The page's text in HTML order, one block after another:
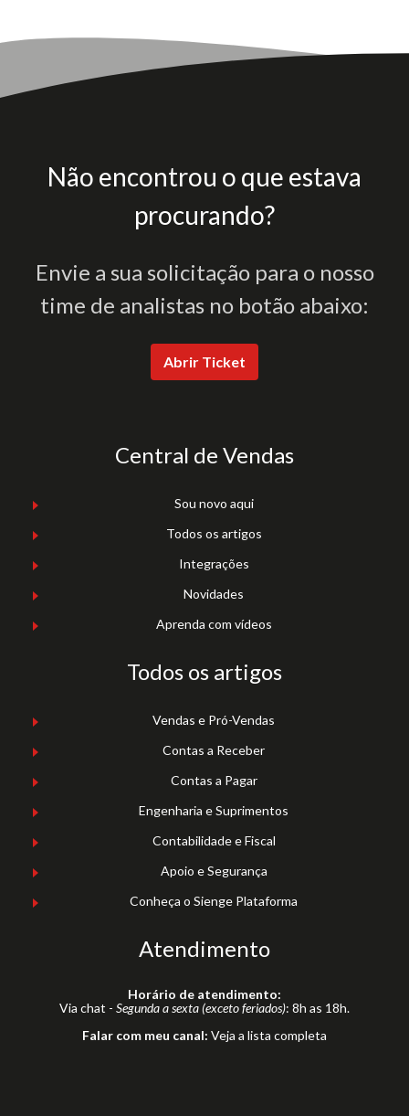
Não encontrou o que estava
procurando?
Envie a sua solicitação para o nosso
time de analistas no botão abaixo:
Abrir Ticket
Central de Vendas
Sou novo aqui
Todos os artigos
Integrações
Novidades
Aprenda com vídeos
Todos os artigos
Vendas e Pró-Vendas
Contas a Receber
Contas a Pagar
Engenharia e Suprimentos
Contabilidade e Fiscal
Apoio e Segurança
Conheça o Sienge Plataforma
Atendimento
Horário de atendimento:
Via chat - Segunda a sexta (exceto feriados): 8h as 18h.
Falar com meu canal: Veja a lista completa